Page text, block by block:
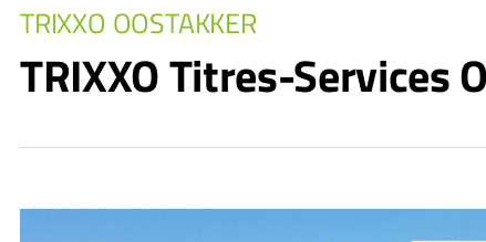
TRIXXO OOSTAKKER
TRIXXO Titres-Services